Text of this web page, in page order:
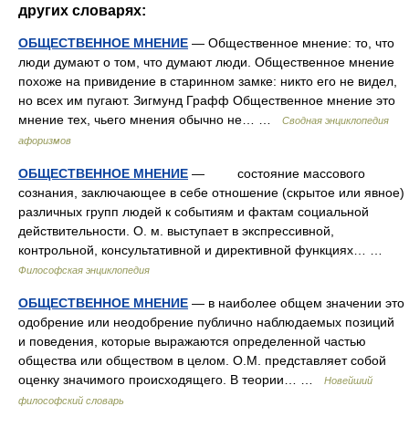
других словарях:
ОБЩЕСТВЕННОЕ МНЕНИЕ — Общественное мнение: то, что
люди думают о том, что думают люди. Общественное мнение
похоже на привидение в старинном замке: никто его не видел,
но всех им пугают. Зигмунд Графф Общественное мнение это
мнение тех, чьего мнения обычно не… …
Сводная энциклопедия
афоризмов
ОБЩЕСТВЕННОЕ МНЕНИЕ — состояние массового
сознания, заключающее в себе отношение (скрытое или явное)
различных групп людей к событиям и фактам социальной
действительности. О. м. выступает в экспрессивной,
контрольной, консультативной и директивной функциях… …
Философская энциклопедия
ОБЩЕСТВЕННОЕ МНЕНИЕ — в наиболее общем значении это
одобрение или неодобрение публично наблюдаемых позиций
и поведения, которые выражаются определенной частью
общества или обществом в целом. О.М. представляет собой
оценку значимого происходящего. В теории… …
Новейший
философский словарь